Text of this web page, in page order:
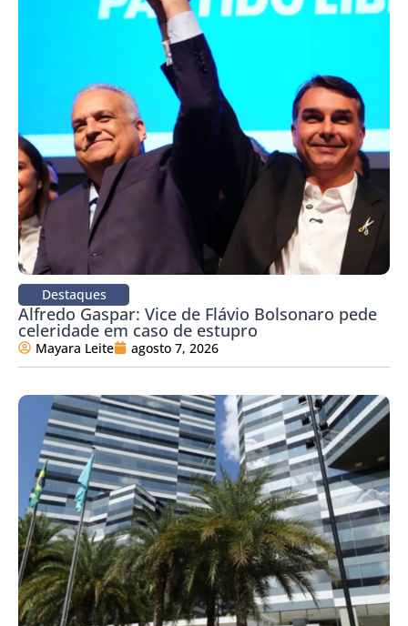
Destaques
Alfredo Gaspar: Vice de Flávio Bolsonaro pede
celeridade em caso de estupro
Mayara Leite agosto 7, 2026